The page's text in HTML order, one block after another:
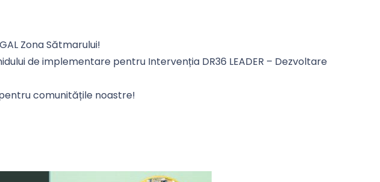
Zona Sătmarului!
de implementare pentru Intervenția DR36 LEADER – Dezvoltare
comunitățile noastre!